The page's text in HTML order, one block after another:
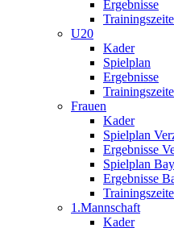
Ergebnisse
U20
Kader
Spielplan
Ergebnisse
Frauen
Kader
Spielplan
Ergebnisse
Spielplan
Ergebnisse
1.Mannschaft
Kader